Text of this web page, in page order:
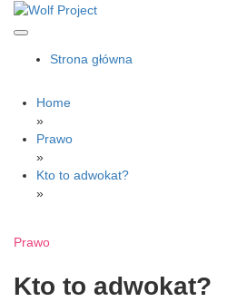
Skip
Wolf Project
Strona główna
Home
»
Prawo
»
Kto to adwokat?
»
Prawo
Kto to adwokat?